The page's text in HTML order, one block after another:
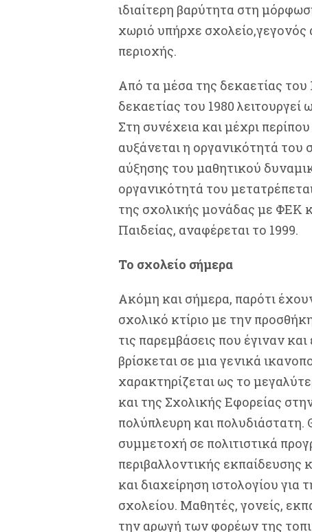
ιδιαίτερη βαρύτητα στη
χωριό υπήρχε σχολείο,γεγονός
περιοχής.
Από τα μέσα της δεκαετίας του
δεκαετίας του 1980
Στη συνέχεια και μέχρι
αυξάνεται η οργανικότητά
αύξησης του μαθητικού
οργανικότητά του
της σχολικής μονάδας με ΦΕΚ
Παιδείας, αναφέρεται το 1999.
Το σχολείο σήμερα
Ακόμη και σήμερα, παρότι
σχολικό κτίριο με την
τις παρεμβάσεις που έγιναν
βρίσκεται σε μια γενικά
χαρακτηρίζεται ως το
και της Σχολικής Εφορείας
πολύπλευρη και πολυδιάστατη.
συμμετοχή σε πολιτιστικά
περιβαλλοντικής εκπαίδευσης
και διαχείρηση ιστολογίου
σχολείου. Μαθητές, γονείς,
την αρωγή των φορέων της